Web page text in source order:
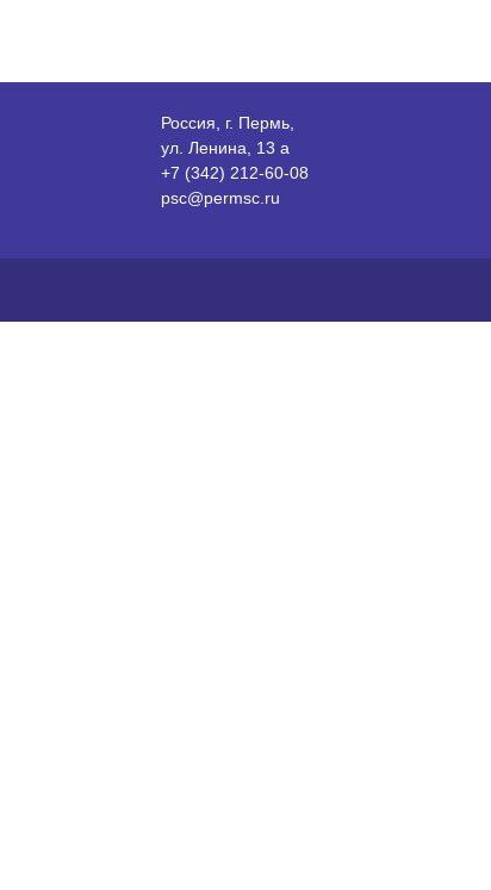
Россия, г. Пермь,
ул. Ленина, 13 а
+7 (342) 212-60-08
psc@permsc.ru